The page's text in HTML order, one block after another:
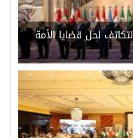
لحل قضايا الأمة